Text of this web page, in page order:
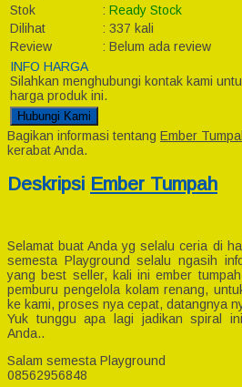
Stok
: Ready Stock
Dilihat
: 337 kali
Review
: Belum ada review
INFO HARGA
Silahkan menghubungi kontak kami
harga produk ini.
Hubungi Kami
Bagikan informasi tentang Ember
kerabat Anda.
Deskripsi Ember Tumpah
Selamat buat Anda yg selalu ceria di
semesta Playground selalu ngasih
yang best seller, kali ini ember
pemburu pengelola kolam renang,
ke kami, proses nya cepat, datangnya
Yuk tunggu apa lagi jadikan spiral
Anda..
Salam semesta Playground
08562956848